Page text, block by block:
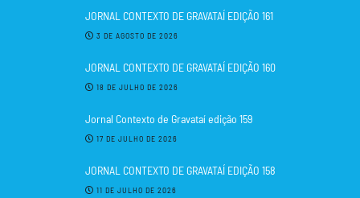
JORNAL CONTEXTO DE GRAVATAÍ EDIÇÃO 161
3 DE AGOSTO DE 2026
JORNAL CONTEXTO DE GRAVATAÍ EDIÇÃO 160
18 DE JULHO DE 2026
Jornal Contexto de Gravataí edição 159
17 DE JULHO DE 2026
JORNAL CONTEXTO DE GRAVATAÍ EDIÇÃO 158
11 DE JULHO DE 2026